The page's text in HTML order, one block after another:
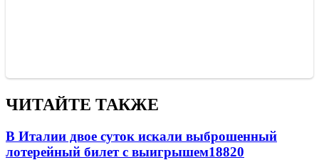
ЧИТАЙТЕ ТАКЖЕ
В Италии двое суток искали выброшенный
лотерейный билет с выигрышем18820